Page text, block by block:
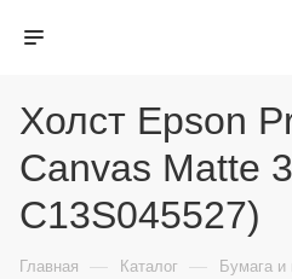
Холст Epson
Canvas Matte
C13S045527)
Главная — Каталог — Бумага и